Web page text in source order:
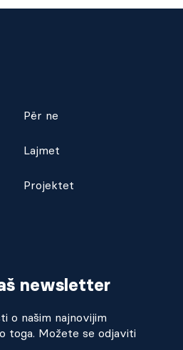
Për ne
Lajmet
Projektet
newsletter
o našim najnovijim
toga. Možete se odjaviti